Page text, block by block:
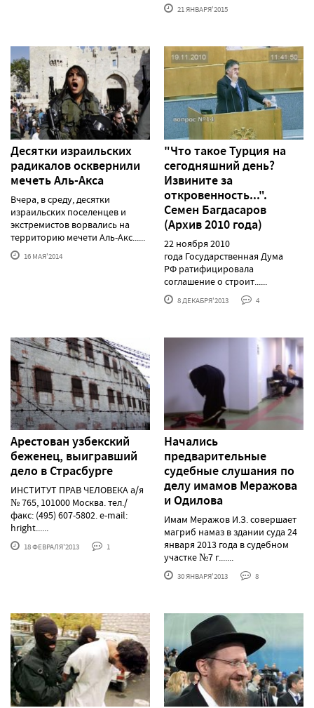
21 ЯНВАРЯ'2015
Десятки израильских
радикалов осквернили
мечеть Аль-Акса
Вчера, в среду, десятки
израильских поселенцев и
экстремистов ворвались на
территорию мечети Аль-Акс......
16 МАЯ'2014
"Что такое Турция на
сегодняшний день?
Извините за
откровенность...".
Семен Багдасаров
(Архив 2010 года)
22 ноября 2010
года Государственная Дума
РФ ратифицировала
соглашение о строит......
8 ДЕКАБРЯ'2013 4
Арестован узбекский
беженец, выигравший
дело в Страсбурге
ИНСТИТУТ ПРАВ ЧЕЛОВЕКА а/я
№ 765, 101000 Москва. тел./
факс: (495) 607-5802. е-mail:
hright......
18 ФЕВРАЛЯ'2013 1
Начались
предварительные
судебные слушания по
делу имамов Меражова
и Одилова
Имам Меражов И.З. совершает
магриб намаз в здании суда 24
января 2013 года в судебном
участке №7 г.......
30 ЯНВАРЯ'2013 8